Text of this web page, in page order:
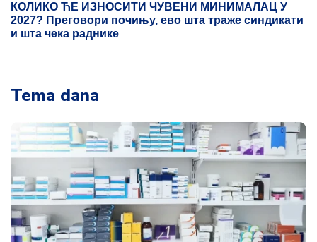
КОЛИКО ЋЕ ИЗНОСИТИ ЧУВЕНИ МИНИМАЛАЦ У
2027? Преговори почињу, ево шта траже синдикати
и шта чека раднике
Tema dana